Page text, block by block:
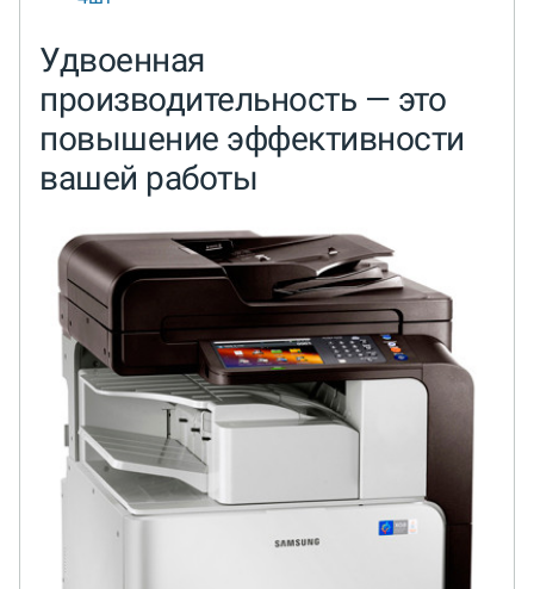
Удвоенная
производительность — это
повышение эффективности
вашей работы